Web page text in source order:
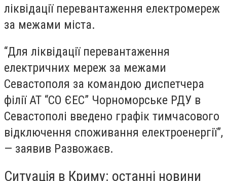
ліквідації перевантаження електромереж
за межами міста.
“Для ліквідації перевантаження
електричних мереж за межами
Севастополя за командою диспетчера
філії АТ “СО ЄЕС” Чорноморське РДУ в
Севастополі введено графік тимчасового
відключення споживання електроенергії”,
— заявив Развожаєв.
Ситуація в Криму: останні новини